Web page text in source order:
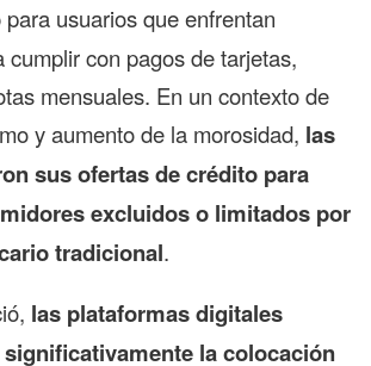
para usuarios que enfrentan
cumplir con pagos de tarjetas,
mensuales. En un contexto de
y aumento de la morosidad, las
sus ofertas de crédito para
excluidos o limitados por
tradicional.
las plataformas digitales
la colocación